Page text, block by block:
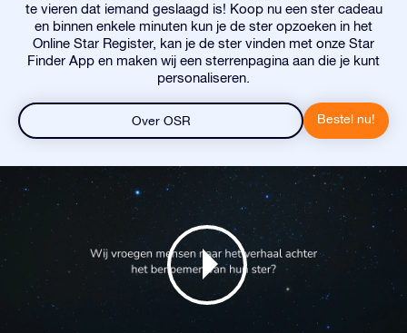
te vieren dat iemand geslaagd is! Koop nu een ster cadeau
en binnen enkele minuten kun je de ster opzoeken in het
Online Star Register, kan je de ster vinden met onze Star
Finder App en maken wij een sterrenpagina aan die je kunt
personaliseren.
Over OSR Bestel nu!